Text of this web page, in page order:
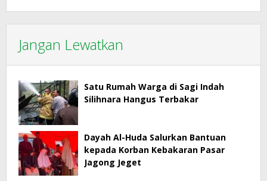
Jangan Lewatkan
Satu Rumah Warga di Sagi Indah
Silihnara Hangus Terbakar
Dayah Al-Huda Salurkan Bantuan
kepada Korban Kebakaran Pasar
Jagong Jeget